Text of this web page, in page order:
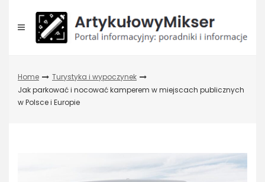
content
Home
Turystyka i wypoczynek
Jak parkować i nocować kamperem w miejscach publicznych
w Polsce i Europie